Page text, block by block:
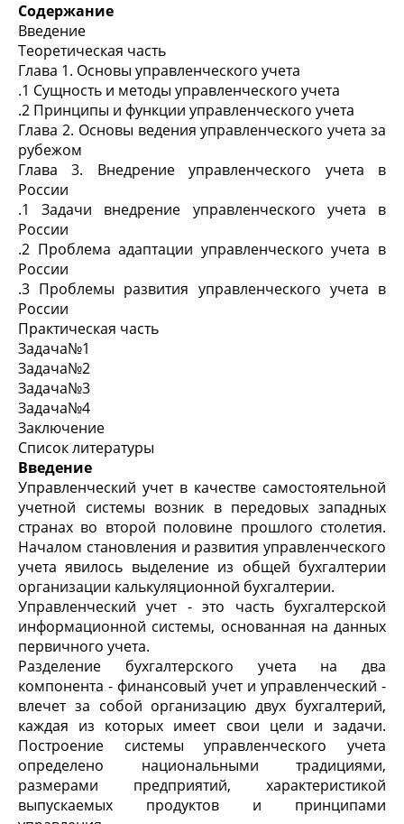
Содержание
Введение
Теоретическая часть
Глава 1. Основы управленческого учета
.1 Сущность и методы управленческого учета
.2 Принципы и функции управленческого учета
Глава 2. Основы ведения управленческого учета за
рубежом
Глава 3. Внедрение управленческого учета в
России
.1 Задачи внедрение управленческого учета в
России
.2 Проблема адаптации управленческого учета в
России
.3 Проблемы развития управленческого учета в
России
Практическая часть
Задача№1
Задача№2
Задача№3
Задача№4
Заключение
Список литературы
Введение
Управленческий учет в качестве самостоятельной
учетной системы возник в передовых западных
странах во второй половине прошлого столетия.
Началом становления и развития управленческого
учета явилось выделение из общей бухгалтерии
организации калькуляционной бухгалтерии.
Управленческий учет - это часть бухгалтерской
информационной системы, основанная на данных
первичного учета.
Разделение бухгалтерского учета на два
компонента - финансовый учет и управленческий -
влечет за собой организацию двух бухгалтерий,
каждая из которых имеет свои цели и задачи.
Построение системы управленческого учета
определено национальными традициями,
размерами предприятий, характеристикой
выпускаемых продуктов и принципами